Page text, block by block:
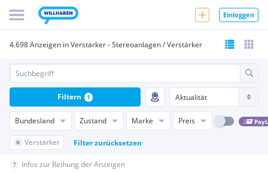
Einloggen
4.698 Anzeigen in Verstärker - Stereoanlagen / Verstärker
Bundesland Zustand Marke Preis
Verstärker Filter zurücksetzen
Filtern 1
Infos zur Reihung der Anzeigen